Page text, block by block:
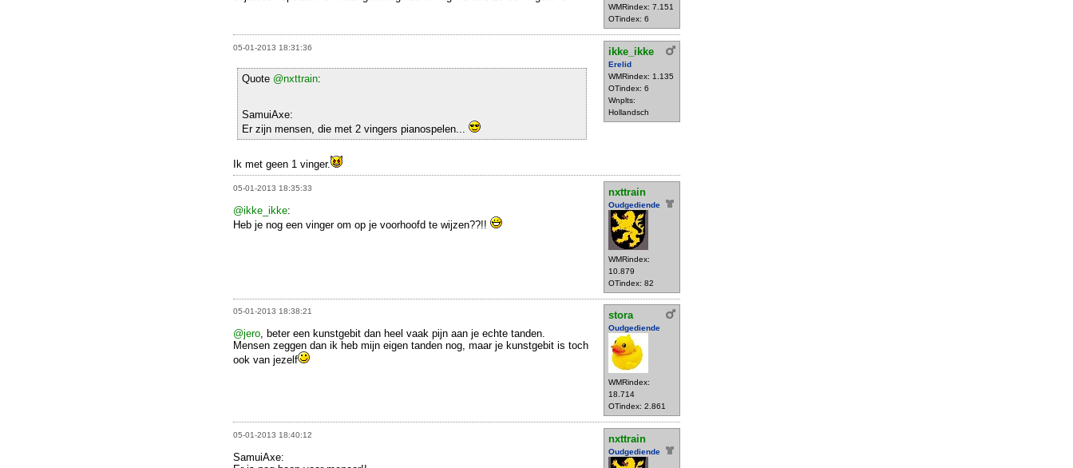
WMRindex: 7.151
OTindex: 6
05-01-2013 18:31:36 ikke_ikke
Erelid
WMRindex: 1.135
OTindex: 6
Wnplts:
Hollandsch
Quote @nxttrain:
SamuiAxe:
Er zijn mensen, die met 2 vingers pianospelen...
Ik met geen 1 vinger.
05-01-2013 18:35:33 nxttrain
Oudgediende
WMRindex:
10.879
OTindex: 82
@ikke_ikke:
Heb je nog een vinger om op je voorhoofd te wijzen??!!
05-01-2013 18:38:21 stora
Oudgediende
WMRindex:
18.714
OTindex: 2.861
@jero, beter een kunstgebit dan heel vaak pijn aan je echte tanden.
Mensen zeggen dan ik heb mijn eigen tanden nog, maar je kunstgebit is toch
ook van jezelf
05-01-2013 18:40:12 nxttrain
Oudgediende
SamuiAxe: